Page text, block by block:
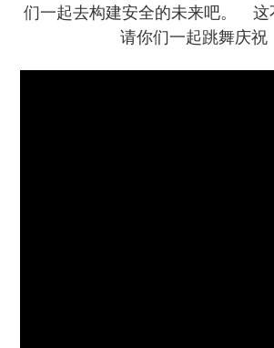
们一起去构建安全的未来吧。 这
请你们一起跳舞庆祝